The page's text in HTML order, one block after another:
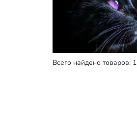
Всего найдено товаров: 1